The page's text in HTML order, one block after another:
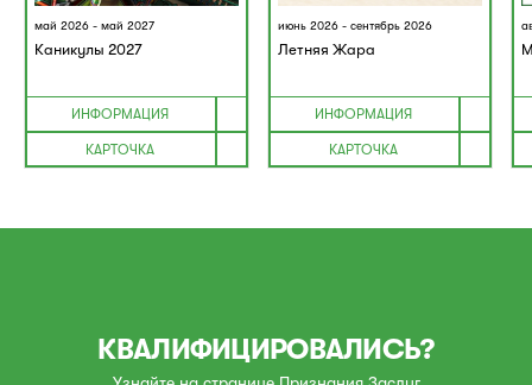
Каникулы 2027
май 2026 - май 2027
ИНФОРМАЦИЯ
КАРТОЧКА
Летняя Жара
июнь 2026 - сентябрь 2026
ИНФОРМАЦИЯ
КАРТОЧКА
КВАЛИФИЦИРОВАЛИСЬ?